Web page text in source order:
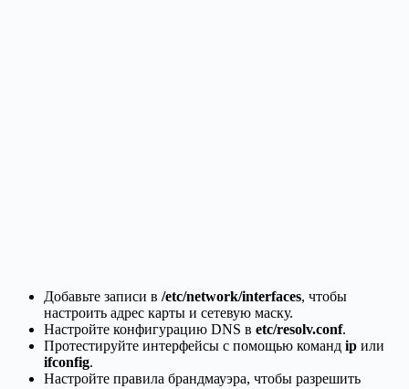
Добавьте записи в /etc/network/interfaces, чтобы
настроить адрес карты и сетевую маску.
Настройте конфигурацию DNS в etc/resolv.conf.
Протестируйте интерфейсы с помощью команд ip или
ifconfig.
Настройте правила брандмауэра, чтобы разрешить